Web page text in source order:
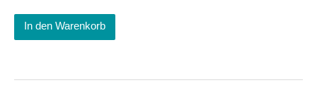
In den Warenkorb